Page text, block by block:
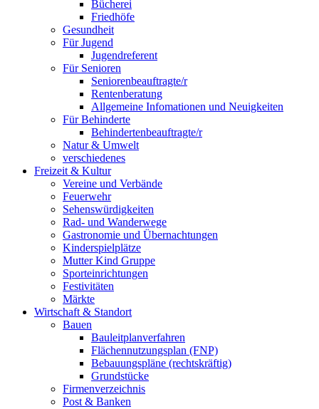
Bücherei
Friedhöfe
Gesundheit
Für Jugend
Jugendreferent
Für Senioren
Seniorenbeauftragte/r
Rentenberatung
Allgemeine Infomationen und Neuigkeiten
Für Behinderte
Behindertenbeauftragte/r
Natur & Umwelt
verschiedenes
Freizeit & Kultur
Vereine und Verbände
Feuerwehr
Sehenswürdigkeiten
Rad- und Wanderwege
Gastronomie und Übernachtungen
Kinderspielplätze
Mutter Kind Gruppe
Sporteinrichtungen
Festivitäten
Märkte
Wirtschaft & Standort
Bauen
Bauleitplanverfahren
Flächennutzungsplan (FNP)
Bebauungspläne (rechtskräftig)
Grundstücke
Firmenverzeichnis
Post & Banken